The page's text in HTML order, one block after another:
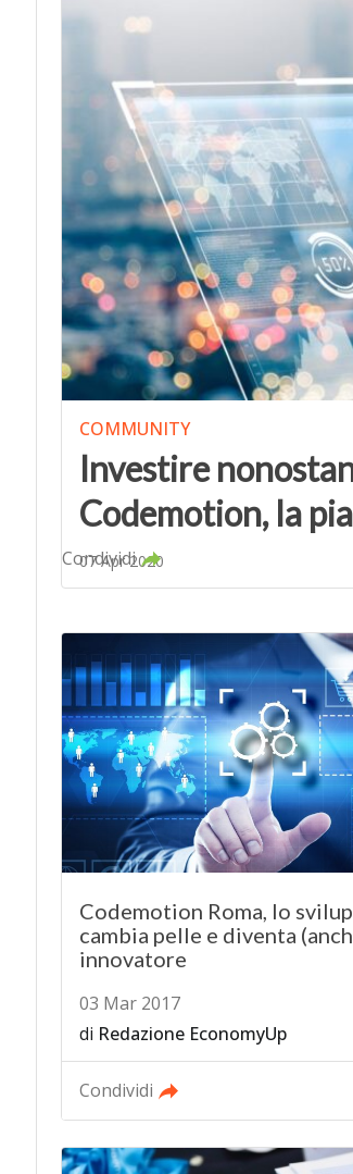
COMMUNITY
Investire
Codemotion, la
07 Apr 2020
Condividi
Codemotion Roma, lo
cambia pelle e diventa
innovatore
03 Mar 2017
di Redazione EconomyUp
Condividi